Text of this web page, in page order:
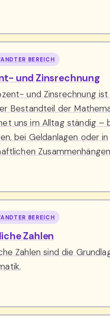
BEREICH
und Zinsrechnung
und Zinsrechnung ist
Bestandteil der
uns im Alltag ständig –
bei Geldanlagen oder in
BEREICH
Zahlen
Zahlen sind die